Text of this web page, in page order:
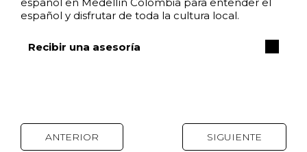
español y disfrutar de toda la cultura local.
Recibir una asesoría
ANTERIOR SIGUIENTE